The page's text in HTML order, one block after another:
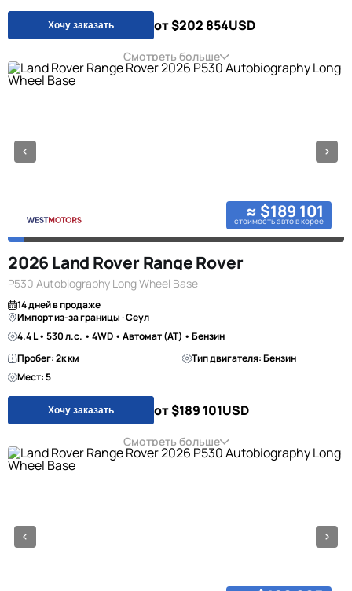
Хочу заказать от $202 854USD
Смотреть больше
≈ $189 101
стоимость авто в корее
2026 Land Rover Range Rover
P530 Autobiography Long Wheel Base
14 дней в продаже
Импорт из-за границы · Сеул
4.4 L • 530 л.с. • 4WD • Автомат (AT) • Бензин
Пробег: 2к км
Тип двигателя: Бензин
Мест: 5
Хочу заказать от $189 101USD
Смотреть больше